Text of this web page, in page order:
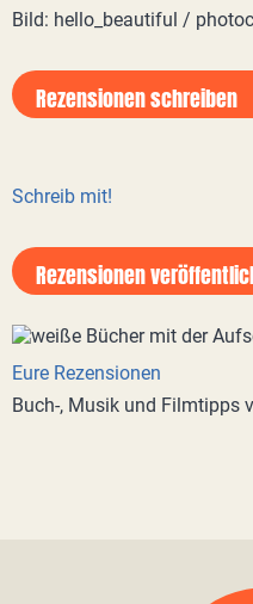
Bild: hello_beautiful /
Rezensionen schreiben
Schreib mit!
Rezensionen
Eure Rezensionen
Buch-, Musik und Filmtipps